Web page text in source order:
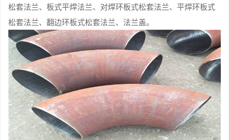
松套法兰、板式平焊法兰、对焊环板式松套法兰、平焊环板式
松套法兰、翻边环板式松套法兰、法兰盖。